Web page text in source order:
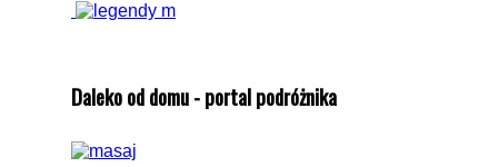
Daleko od domu - portal podróżnika